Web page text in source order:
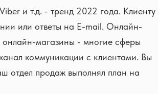
и т.д. - тренд 2022 года. Клиенту
или ответы на E-mail. Онлайн-
онлайн-магазины - многие сферы
коммуникации с клиентами. Вы
отдел продаж выполнял план на